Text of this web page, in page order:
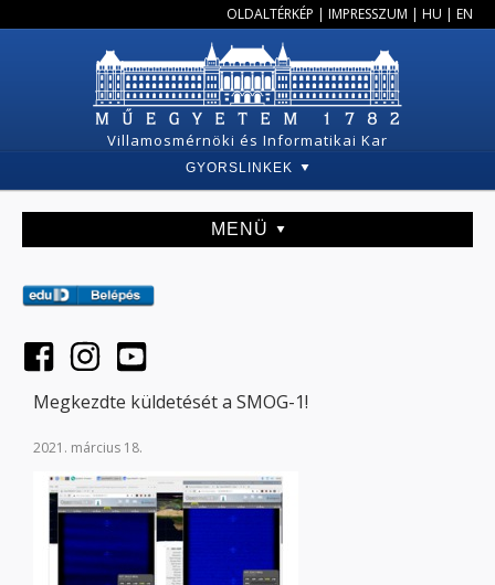
OLDALTÉRKÉP | IMPRESSZUM | HU | EN
Villamosmérnöki és Informatikai Kar
GYORSLINKEK
MENÜ
Megkezdte küldetését a SMOG-1!
2021. március 18.